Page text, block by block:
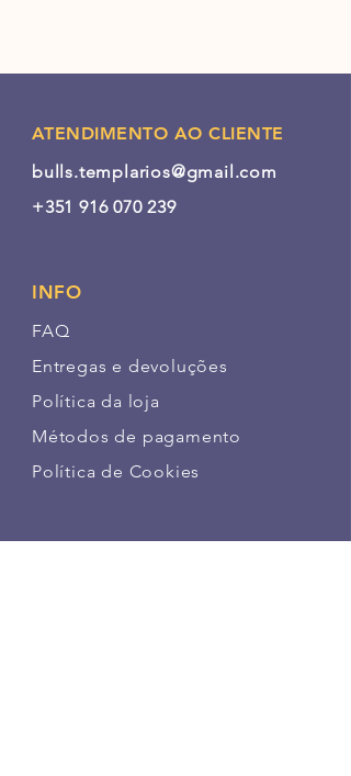
ATENDIMENTO AO CLIENTE
bulls.templarios@gmail.com
+351 916 070 239
INFO
FAQ
Entregas e devoluções
Política da loja
Métodos de pagamento
Política de Cookies